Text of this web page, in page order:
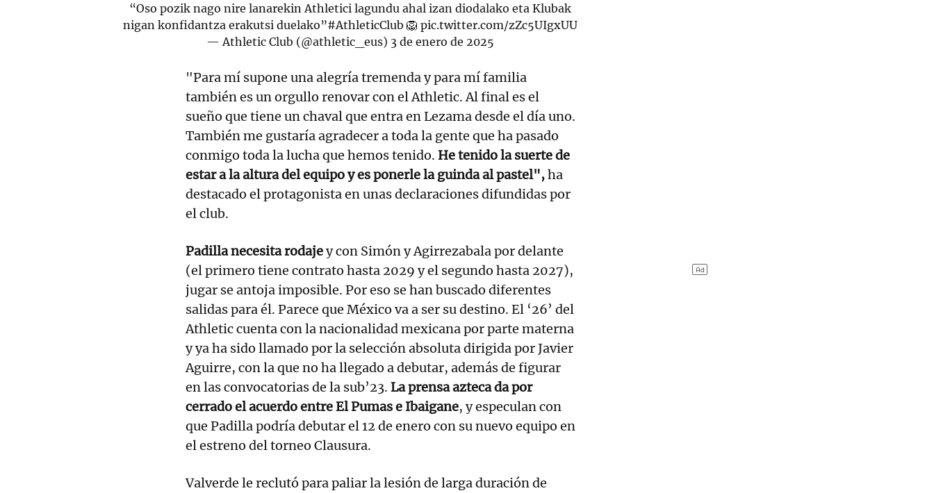
“Oso pozik nago nire lanarekin Athletici lagundu ahal izan diodalako eta Klubak
nigan konfidantza erakutsi duelako”#AthleticClub 🦁pic.twitter.com/zZc5UIgxUU
— Athletic Club (@athletic_eus) 3 de enero de 2025
"Para mí supone una alegría tremenda y para mí familia
también es un orgullo renovar con el Athletic. Al final es el
sueño que tiene un chaval que entra en Lezama desde el día uno.
También me gustaría agradecer a toda la gente que ha pasado
conmigo toda la lucha que hemos tenido. He tenido la suerte de
estar a la altura del equipo y es ponerle la guinda al pastel",ha
destacado el protagonista en unas declaraciones difundidas por
el club.
Padilla necesita rodajey con Simón y Agirrezabala por delante
(el primero tiene contrato hasta 2029 y el segundo hasta 2027),
jugar se antoja imposible. Por eso se han buscado diferentes
salidas para él. Parece que México va a ser su destino. El ‘26’ del
Athletic cuenta con la nacionalidad mexicana por parte materna
y ya ha sido llamado por la selección absoluta dirigida por Javier
Aguirre, con la que no ha llegado a debutar, además de figurar
en las convocatorias de la sub’23. La prensa azteca da por
cerrado el acuerdo entre El Pumas e Ibaigane, y especulan con
que Padilla podría debutar el 12 de enero con su nuevo equipo en
el estreno del torneo Clausura.
Valverde le reclutó para paliar la lesión de larga duración de